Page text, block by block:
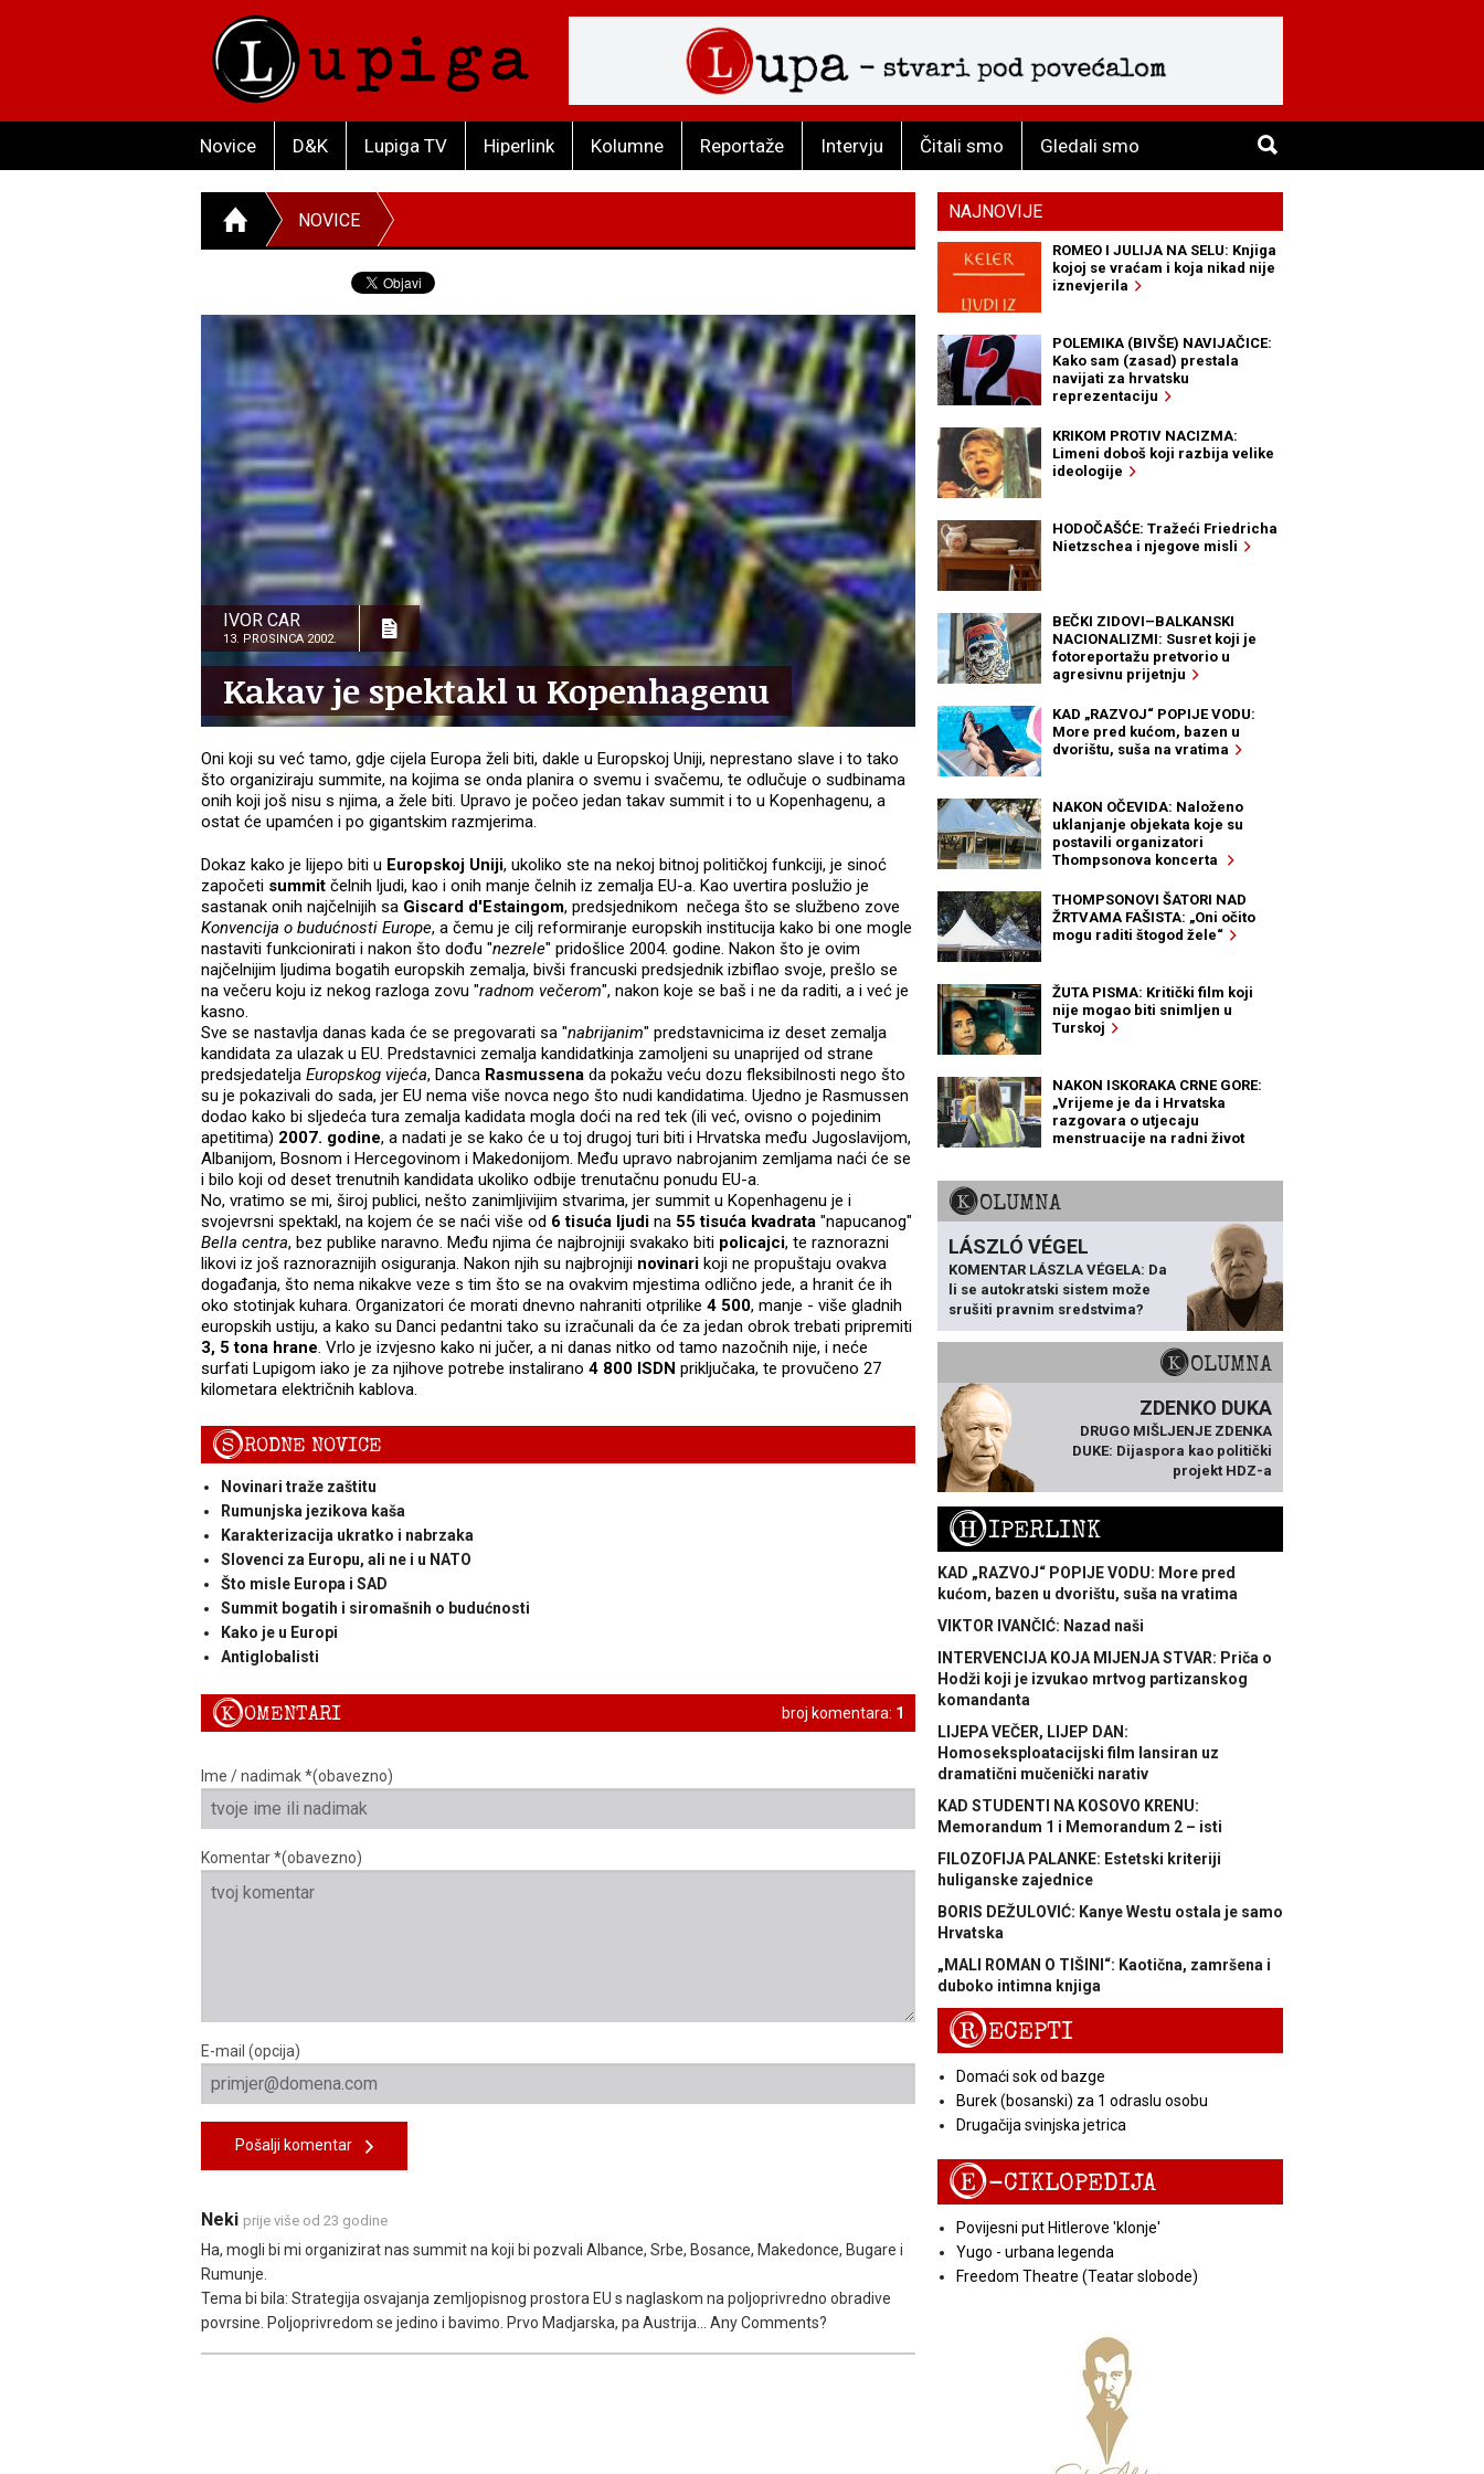
Novice D&K Lupiga TV Hiperlink Kolumne Reportaže Intervju Čitali smo Gledali smo
NOVICE
IVOR CAR
13. PROSINCA 2002.
Kakav je spektakl u Kopenhagenu
Oni koji su već tamo, gdje cijela Europa želi biti, dakle u Europskoj Uniji, neprestano slave i to tako
što organiziraju summite, na kojima se onda planira o svemu i svačemu, te odlučuje o sudbinama
onih koji još nisu s njima, a žele biti. Upravo je počeo jedan takav summit i to u Kopenhagenu, a
ostat će upamćen i po gigantskim razmjerima.
Dokaz kako je lijepo biti u Europskoj Uniji, ukoliko ste na nekoj bitnoj političkoj funkciji, je sinoć
započeti summit čelnih ljudi, kao i onih manje čelnih iz zemalja EU-a. Kao uvertira poslužio je
sastanak onih najčelnijih sa Giscard d'Estaingom, predsjednikom nečega što se službeno zove
Konvencija o budućnosti Europe, a čemu je cilj reformiranje europskih institucija kako bi one mogle
nastaviti funkcionirati i nakon što dođu "nezrele" pridošlice 2004. godine. Nakon što je ovim
najčelnijim ljudima bogatih europskih zemalja, bivši francuski predsjednik izbiflao svoje, prešlo se
na večeru koju iz nekog razloga zovu "radnom večerom", nakon koje se baš i ne da raditi, a i već je
kasno.
Sve se nastavlja danas kada će se pregovarati sa "nabrijanim" predstavnicima iz deset zemalja
kandidata za ulazak u EU. Predstavnici zemalja kandidatkinja zamoljeni su unaprijed od strane
predsjedatelja Europskog vijeća, Danca Rasmussena da pokažu veću dozu fleksibilnosti nego što
su je pokazivali do sada, jer EU nema više novca nego što nudi kandidatima. Ujedno je Rasmussen
dodao kako bi sljedeća tura zemalja kadidata mogla doći na red tek (ili već, ovisno o pojedinim
apetitima) 2007. godine, a nadati je se kako će u toj drugoj turi biti i Hrvatska među Jugoslavijom,
Albanijom, Bosnom i Hercegovinom i Makedonijom. Među upravo nabrojanim zemljama naći će se
i bilo koji od deset trenutnih kandidata ukoliko odbije trenutačnu ponudu EU-a.
No, vratimo se mi, široj publici, nešto zanimljivijim stvarima, jer summit u Kopenhagenu je i
svojevrsni spektakl, na kojem će se naći više od 6 tisuća ljudi na 55 tisuća kvadrata "napucanog"
Bella centra, bez publike naravno. Među njima će najbrojniji svakako biti policajci, te raznorazni
likovi iz još raznoraznijih osiguranja. Nakon njih su najbrojniji novinari koji ne propuštaju ovakva
događanja, što nema nikakve veze s tim što se na ovakvim mjestima odlično jede, a hranit će ih
oko stotinjak kuhara. Organizatori će morati dnevno nahraniti otprilike 4 500, manje - više gladnih
europskih ustiju, a kako su Danci pedantni tako su izračunali da će za jedan obrok trebati pripremiti
3, 5 tona hrane. Vrlo je izvjesno kako ni jučer, a ni danas nitko od tamo nazočnih nije, i neće
surfati Lupigom iako je za njihove potrebe instalirano 4 800 ISDN priključaka, te provučeno 27
kilometara električnih kablova.
SRODNE NOVICE
Novinari traže zaštitu
Rumunjska jezikova kaša
Karakterizacija ukratko i nabrzaka
Slovenci za Europu, ali ne i u NATO
Što misle Europa i SAD
Summit bogatih i siromašnih o budućnosti
Kako je u Europi
Antiglobalisti
broj komentara: 1
KOMENTARI
Ime / nadimak *(obavezno)
Komentar *(obavezno)
E-mail (opcija)
Pošalji komentar
Neki prije više od 23 godine
Ha, mogli bi mi organizirat nas summit na koji bi pozvali Albance, Srbe, Bosance, Makedonce, Bugare i
Rumunje.
Tema bi bila: Strategija osvajanja zemljopisnog prostora EU s naglaskom na poljoprivredno obradive
povrsine. Poljoprivredom se jedino i bavimo. Prvo Madjarska, pa Austrija... Any Comments?
NAJNOVIJE
ROMEO I JULIJA NA SELU: Knjiga
kojoj se vraćam i koja nikad nije
iznevjerila
POLEMIKA (BIVŠE) NAVIJAČICE:
Kako sam (zasad) prestala
navijati za hrvatsku
reprezentaciju
KRIKOM PROTIV NACIZMA:
Limeni doboš koji razbija velike
ideologije
HODOČAŠĆE: Tražeći Friedricha
Nietzschea i njegove misli
BEČKI ZIDOVI–BALKANSKI
NACIONALIZMI: Susret koji je
fotoreportažu pretvorio u
agresivnu prijetnju
KAD „RAZVOJ“ POPIJE VODU:
More pred kućom, bazen u
dvorištu, suša na vratima
NAKON OČEVIDA: Naloženo
uklanjanje objekata koje su
postavili organizatori
Thompsonova koncerta
THOMPSONOVI ŠATORI NAD
ŽRTVAMA FAŠISTA: „Oni očito
mogu raditi štogod žele“
ŽUTA PISMA: Kritički film koji
nije mogao biti snimljen u
Turskoj
NAKON ISKORAKA CRNE GORE:
„Vrijeme je da i Hrvatska
razgovara o utjecaju
menstruacije na radni život
KOLUMNA
LÁSZLÓ VÉGEL
KOMENTAR LÁSZLA VÉGELA: Da
li se autokratski sistem može
srušiti pravnim sredstvima?
KOLUMNA
ZDENKO DUKA
DRUGO MIŠLJENJE ZDENKA
DUKE: Dijaspora kao politički
projekt HDZ-a
HIPERLINK
KAD „RAZVOJ“ POPIJE VODU: More pred
kućom, bazen u dvorištu, suša na vratima
VIKTOR IVANČIĆ: Nazad naši
INTERVENCIJA KOJA MIJENJA STVAR: Priča o
Hodži koji je izvukao mrtvog partizanskog
komandanta
LIJEPA VEČER, LIJEP DAN:
Homoseksploatacijski film lansiran uz
dramatični mučenički narativ
KAD STUDENTI NA KOSOVO KRENU:
Memorandum 1 i Memorandum 2 – isti
FILOZOFIJA PALANKE: Estetski kriteriji
huliganske zajednice
BORIS DEŽULOVIĆ: Kanye Westu ostala je samo
Hrvatska
„MALI ROMAN O TIŠINI“: Kaotična, zamršena i
duboko intimna knjiga
RECEPTI
Domaći sok od bazge
Burek (bosanski) za 1 odraslu osobu
Drugačija svinjska jetrica
E-CIKLOPEDIJA
Povijesni put Hitlerove 'klonje'
Yugo - urbana legenda
Freedom Theatre (Teatar slobode)